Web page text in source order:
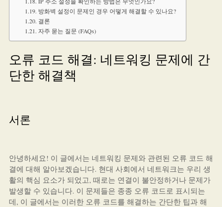
방화벽 설정이 문제인 경우 어떻게 해결할 수 있나요?
결론
자주 묻는 질문 (FAQs)
오류 코드 해결: 네트워킹 문제에 간
단한 해결책
서론
안녕하세요! 이 글에서는 네트워킹 문제와 관련된 오류 코드 해
결에 대해 알아보겠습니다. 현대 사회에서 네트워크는 우리 생
활의 핵심 요소가 되었고, 때로는 연결이 불안정하거나 문제가
발생할 수 있습니다. 이 문제들은 종종 오류 코드로 표시되는
데, 이 글에서는 이러한 오류 코드를 해결하는 간단한 팁과 해